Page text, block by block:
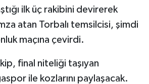
ilk üç rakibini devirerek
atan Torbalı temsilcisi, şimdi
maçına çevirdi.
final niteliği taşıyan
ile kozlarını paylaşacak.